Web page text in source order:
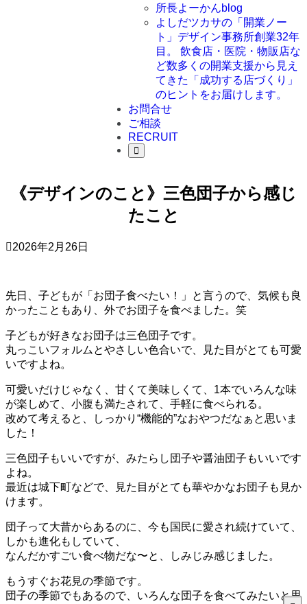
所長よーかんblog
よしだツカサの「開業ノー
ト」 デザイン事務所創業32年
目。 飲食店・医院・物販店な
ど数多くの開業支援から見え
てきた「成功する店づくり」
のヒントをお届けします。
お問合せ
ご相談
RECRUIT
《デザインのこと》三色団子から感じ
たこと
2026年2月26日
先日、子どもが「お団子食べたい！」と言うので、気候も良
かったこともあり、外でお団子を食べました。笑
子どもが好きなお団子は三色団子です。
丸っこいフォルムとやさしい色合いで、見た目がとても可愛
いですよね。
可愛いだけじゃなく、甘くて美味しくて、1本でいろんな味
が楽しめて、小腹も満たされて、手軽に食べられる。
改めて考えると、しっかり“機能的”なおやつだなぁと思いま
した！
三色団子もいいですが、みたらし団子や醤油団子もいいです
よね。
最近は城下町などで、見た目がとても華やかなお団子も見か
けます。
団子って大昔からあるのに、今も国民に愛され続けていて、
しかも進化もしていて、
なんだかすごい食べ物だな〜と、しみじみ感じました。
もうすぐお花見の季節です。
団子の季節でもあるので、いろんな団子を食べてみたいと思